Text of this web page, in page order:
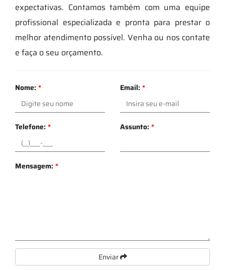
expectativas. Contamos também com uma equipe
profissional especializada e pronta para prestar o
melhor atendimento possível. Venha ou nos contate
e faça o seu orçamento.
Nome:* Email:*
Telefone:* Assunto:*
Mensagem:*
Enviar